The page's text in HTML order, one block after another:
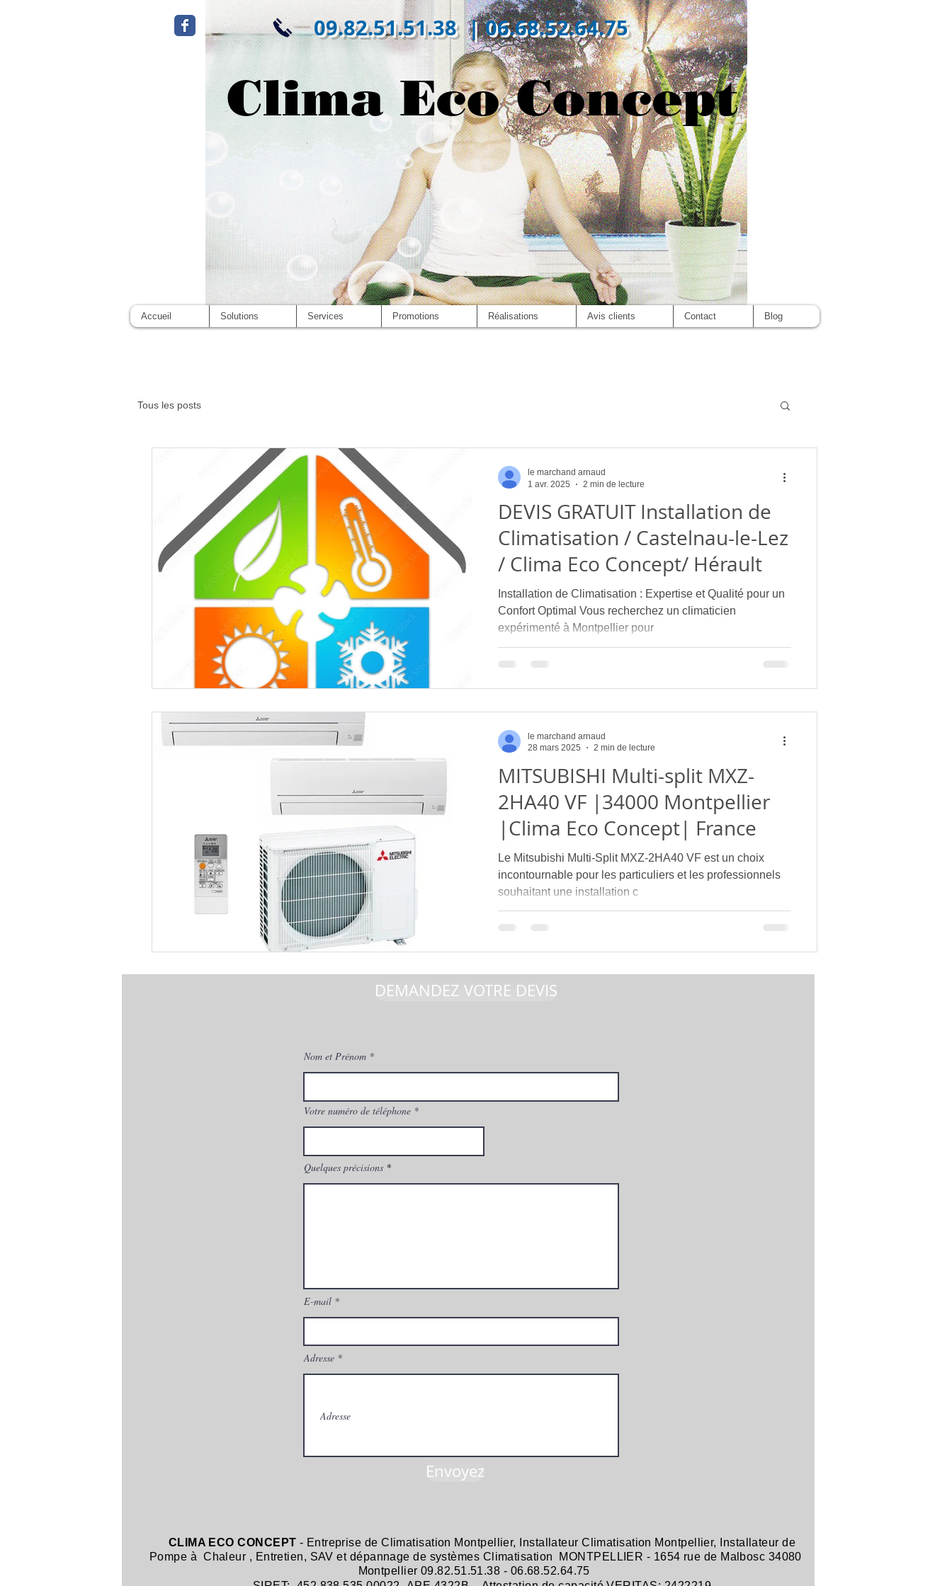
09.82.51.51.38 | 06.68.52.64.75
Clima Eco Concept
Accueil Solutions Services Promotions Réalisations Avis clients Contact Blog
Tous les posts
DEVIS GRATUIT Installation de
Climatisation / Castelnau-le-Lez
/ Clima Eco Concept/ Hérault
Installation de Climatisation : Expertise et Qualité pour un
Confort Optimal Vous recherchez un climaticien
expérimenté à Montpellier pour
le marchand arnaud
1 avr. 2025
2 min de lecture
MITSUBISHI Multi-split MXZ-
2HA40 VF |34000 Montpellier
|Clima Eco Concept| France
Le Mitsubishi Multi-Split MXZ-2HA40 VF est un choix
incontournable pour les particuliers et les professionnels
souhaitant une installation c
le marchand arnaud
28 mars 2025
2 min de lecture
DEMANDEZ VOTRE DEVIS
Nom et Prénom
Votre numéro de téléphone
Quelques précisions
E-mail
Adresse
Envoyez
CLIMA ECO CONCEPT - Entreprise deClimatisation Montpellier, Installateur Climatisation Montpellier,
Installateur de
Pompe à Chaleur , Entretien, SAV et dépannage de systèmes Climatisation MONTPELLIER - 1654 rue de Malbosc 34080
Montpellier 09.82.51.51.38 - 06.68.52.64.75